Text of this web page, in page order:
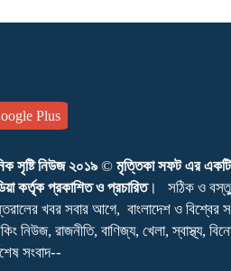
কাউনিয়ায় জুলাই
দিবসে ইসলামি
Plus
সৃষ্টি নিউজ ২০১৯©মৃত্তিকা সফট এর একটি
কর্তৃক প্রকাশিত ও প্রচারিত। সঠিক ও
খবর সবার আগে, বাংলাদেশ ও বিশ্বের
নিউজ, রাজনীতি, বাণিজ্য, খেলা, স্বাস্থ্য,
সংবাদ--